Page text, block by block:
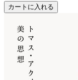
カートに入れる